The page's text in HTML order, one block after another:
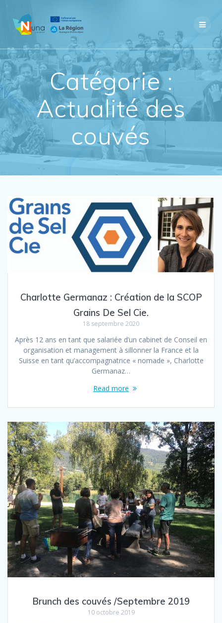
Catégorie :
Actualité des
couvés
Charlotte Germanaz : Création de la SCOP
Grains De Sel Cie.
18 septembre 2020
Après 12 ans en tant que salariée d’un cabinet de Conseil en
organisation et management à sillonner la France et la
Suisse en tant qu’accompagnatrice « nomade », Charlotte
Germanaz…
Read more
Brunch des couvés /Septembre 2019
10 octobre 2019